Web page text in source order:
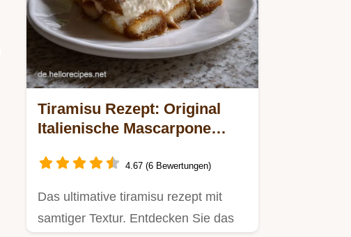
Tiramisu Rezept: Original
Italienische Mascarpone
4.67 (6 Bewertungen)
Das ultimative tiramisu rezept mit
samtiger Textur. Entdecken Sie das